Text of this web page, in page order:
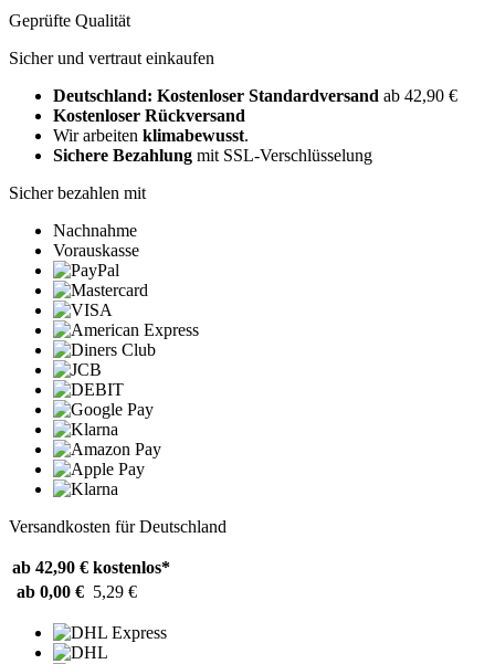
Geprüfte Qualität
Sicher und vertraut einkaufen
Deutschland: Kostenloser Standardversand ab 42,90 €
Kostenloser Rückversand
Wir arbeiten klimabewusst.
Sichere Bezahlung mit SSL-Verschlüsselung
Sicher bezahlen mit
Nachnahme
Vorauskasse
Versandkosten für Deutschland
ab 42,90 € kostenlos*
ab 0,00 € 5,29 €